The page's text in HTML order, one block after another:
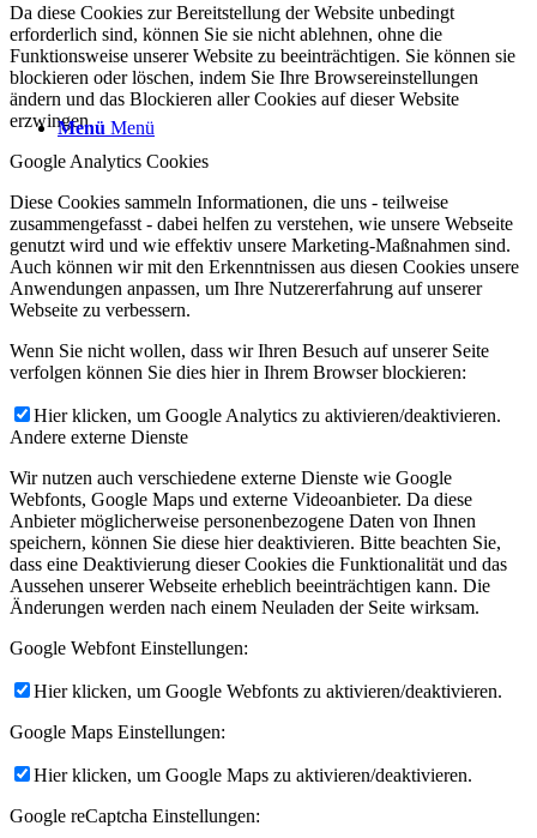
Menü Menü
Da diese Cookies zur Bereitstellung der Website unbedingt
erforderlich sind, können Sie sie nicht ablehnen, ohne die
Funktionsweise unserer Website zu beeinträchtigen. Sie können sie
blockieren oder löschen, indem Sie Ihre Browsereinstellungen
ändern und das Blockieren aller Cookies auf dieser Website
erzwingen.
Google Analytics Cookies
Diese Cookies sammeln Informationen, die uns - teilweise
zusammengefasst - dabei helfen zu verstehen, wie unsere Webseite
genutzt wird und wie effektiv unsere Marketing-Maßnahmen sind.
Auch können wir mit den Erkenntnissen aus diesen Cookies unsere
Anwendungen anpassen, um Ihre Nutzererfahrung auf unserer
Webseite zu verbessern.
Wenn Sie nicht wollen, dass wir Ihren Besuch auf unserer Seite
verfolgen können Sie dies hier in Ihrem Browser blockieren:
Hier klicken, um Google Analytics zu aktivieren/deaktivieren.
Andere externe Dienste
Wir nutzen auch verschiedene externe Dienste wie Google
Webfonts, Google Maps und externe Videoanbieter. Da diese
Anbieter möglicherweise personenbezogene Daten von Ihnen
speichern, können Sie diese hier deaktivieren. Bitte beachten Sie,
dass eine Deaktivierung dieser Cookies die Funktionalität und das
Aussehen unserer Webseite erheblich beeinträchtigen kann. Die
Änderungen werden nach einem Neuladen der Seite wirksam.
Google Webfont Einstellungen:
Hier klicken, um Google Webfonts zu aktivieren/deaktivieren.
Google Maps Einstellungen:
Hier klicken, um Google Maps zu aktivieren/deaktivieren.
Google reCaptcha Einstellungen: